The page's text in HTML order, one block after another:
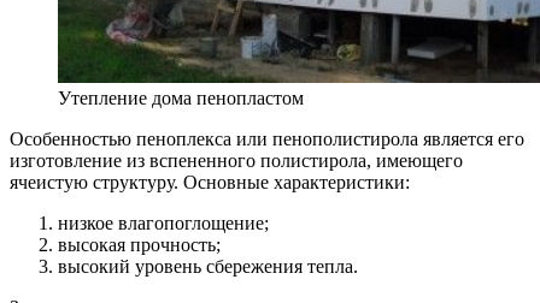
Утепление дома пенопластом
Особенностью пеноплекса или пенополистирола является его
изготовление из вспененного полистирола, имеющего
ячеистую структуру. Основные характеристики:
низкое влагопоглощение;
высокая прочность;
высокий уровень сбережения тепла.